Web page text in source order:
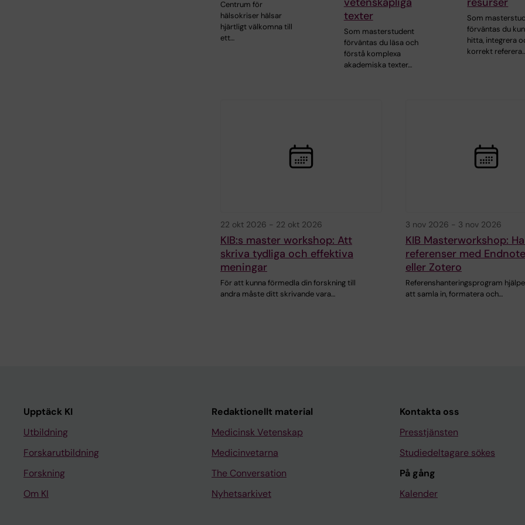
Centrum för
hälsokriser hälsar
hjärtligt välkomna till
ett…
texter
Som masterstudent
förväntas du läsa och
förstå komplexa
akademiska texter…
Som
förväntas du
hitta, integrera
korrekt
22 okt 2026 - 22 okt 2026
KIB:s master workshop: Att
skriva tydliga och effektiva
meningar
För att kunna förmedla din forskning till
andra måste ditt skrivande vara…
3 nov 2026 - 3 nov 2026
KIB Masterworkshop:
referenser med
eller Zotero
Referenshanteringsprogram
att samla in, formatera och…
Upptäck KI
Utbildning
Forskarutbildning
Forskning
Om KI
Redaktionellt material
Medicinsk Vetenskap
Medicinvetarna
The Conversation
Nyhetsarkivet
Kontakta oss
Presstjänsten
Studiedeltagare sökes
På gång
Kalender